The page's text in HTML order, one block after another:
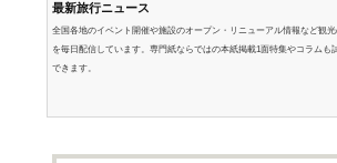
最新旅行ニュース
全国各地のイベント開催や施設のオープン・リニューアル情報など観光
を毎日配信しています。専門紙ならではの本紙掲載1面特集やコラムも
できます。